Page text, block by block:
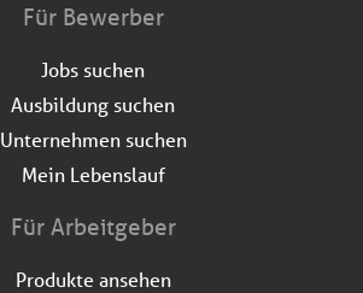
Für Bewerber
Jobs suchen
Ausbildung suchen
Unternehmen suchen
Mein Lebenslauf
Für Arbeitgeber
Produkte ansehen